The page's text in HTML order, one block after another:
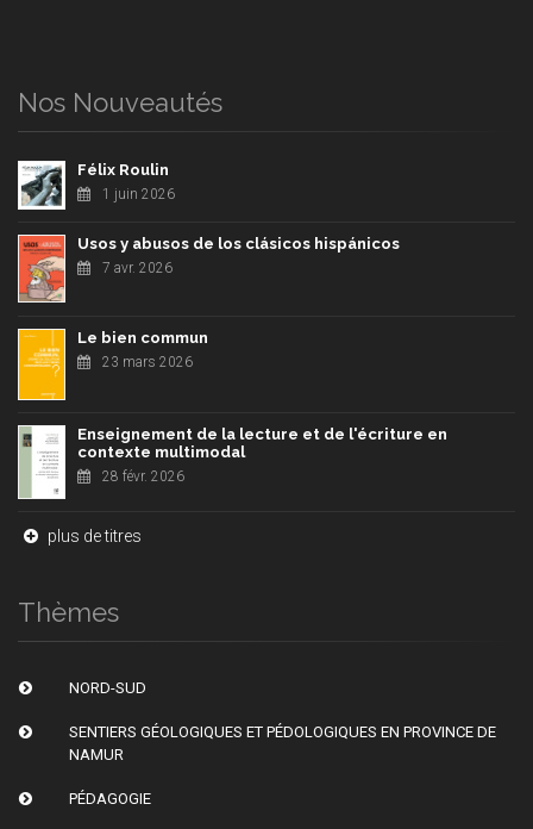
Nos Nouveautés
Félix Roulin
1 juin 2026
Usos y abusos de los clásicos hispánicos
7 avr. 2026
Le bien commun
23 mars 2026
Enseignement de la lecture et de l'écriture en
contexte multimodal
28 févr. 2026
plus de titres
Thèmes
NORD-SUD
SENTIERS GÉOLOGIQUES ET PÉDOLOGIQUES EN PROVINCE DE
NAMUR
PÉDAGOGIE